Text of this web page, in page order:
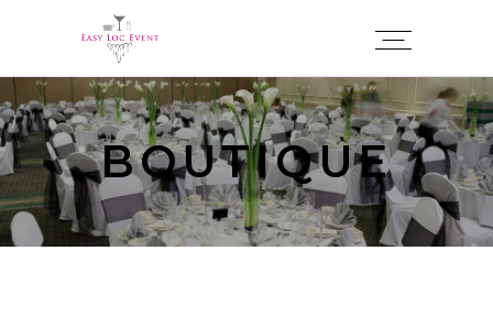
BOUTIQUE
Panneau de gestion des cookies